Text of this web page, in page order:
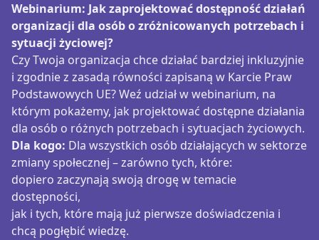
Webinarium: Jak zaprojektować dostępność działań
organizacji dla osób o zróżnicowanych potrzebach i
sytuacji życiowej?
Czy Twoja organizacja chce działać bardziej inkluzyjnie
i zgodnie z zasadą równości zapisaną w Karcie Praw
Podstawowych UE? Weź udział w webinarium, na
którym pokażemy, jak projektować dostępne działania
dla osób o różnych potrzebach i sytuacjach życiowych.
Dla kogo: Dla wszystkich osób działających w sektorze
zmiany społecznej – zarówno tych, które:
dopiero zaczynają swoją drogę w temacie
dostępności,
jak i tych, które mają już pierwsze doświadczenia i
chcą pogłębić wiedzę.